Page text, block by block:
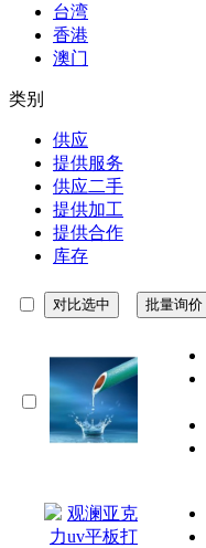
台湾
香港
澳门
类别
供应
提供服务
供应二手
提供加工
提供合作
库存